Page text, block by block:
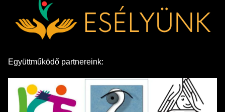
Együttműködő partnereink: